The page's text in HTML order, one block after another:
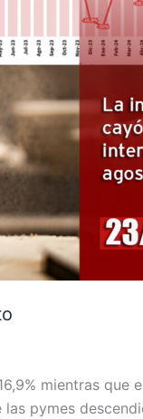
mientras que
pymes